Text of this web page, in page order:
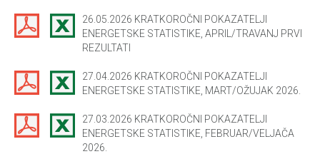
26.05.2026 KRATKOROČNI POKAZATELJI
ENERGETSKE STATISTIKE, APRIL/TRAVANJ PRVI
REZULTATI
27.04.2026 KRATKOROČNI POKAZATELJI
ENERGETSKE STATISTIKE, MART/OŽUJAK 2026.
27.03.2026 KRATKOROČNI POKAZATELJI
ENERGETSKE STATISTIKE, FEBRUAR/VELJAČA
2026.